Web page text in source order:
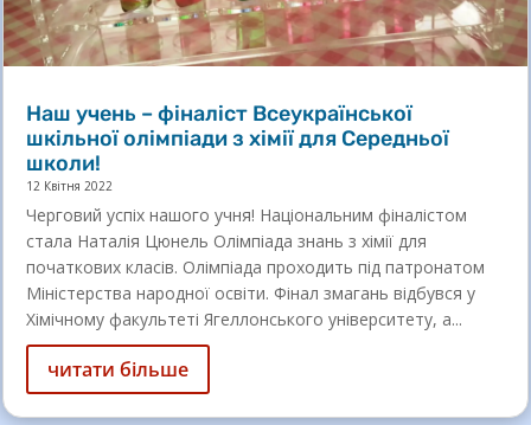
Наш учень – фіналіст Всеукраїнської
шкільної олімпіади з хімії для Середньої
школи!
12 Квітня 2022
Черговий успіх нашого учня! Національним фіналістом
стала Наталія Цюнель Олімпіада знань з хімії для
початкових класів. Олімпіада проходить під патронатом
Міністерства народної освіти. Фінал змагань відбувся у
Хімічному факультеті Ягеллонського університету, а...
читати більше